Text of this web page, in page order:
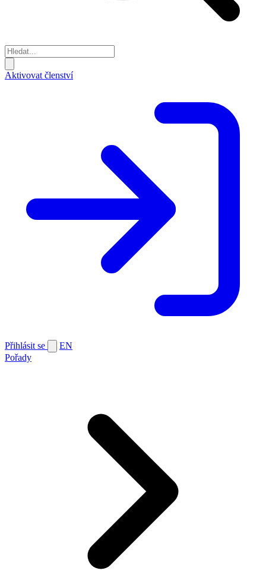
Aktivovat členství
Přihlásit se
EN
Pořady